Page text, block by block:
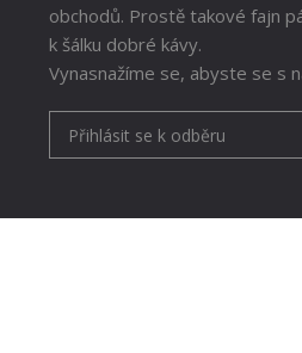
obchodů. Prostě takové fajn
k šálku dobré kávy.
Vynasnažíme se, abyste se s
Přihlásit se k odběru